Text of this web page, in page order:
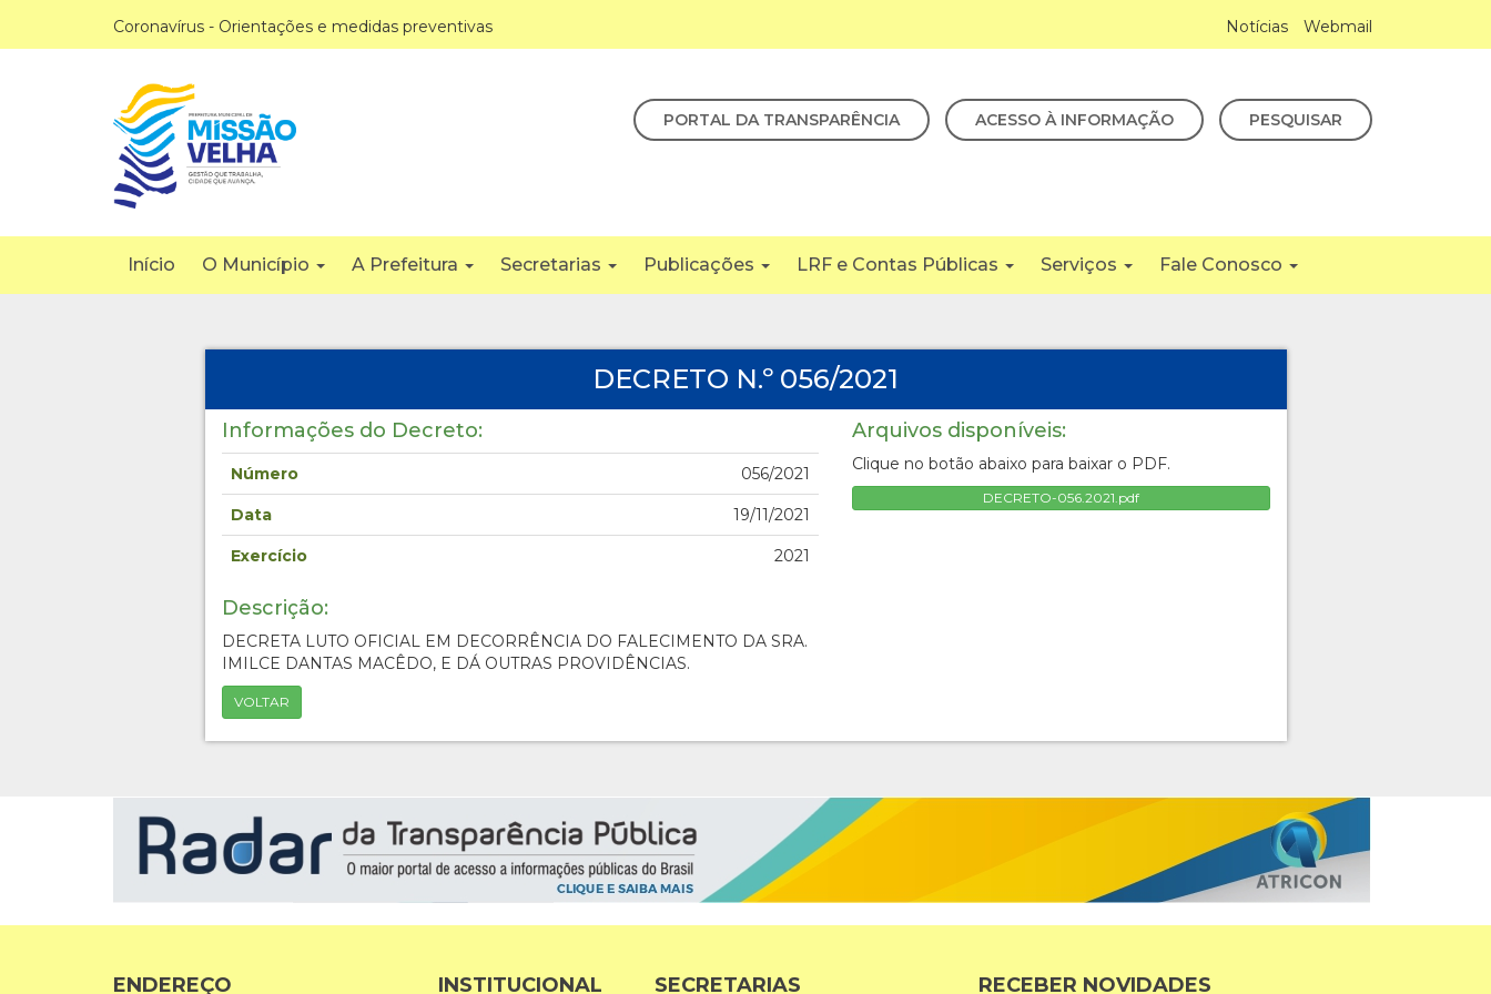
Coronavírus - Orientações e medidas preventivas Notícias Webmail
PORTAL DA TRANSPARÊNCIA ACESSO À INFORMAÇÃO PESQUISAR
Início O Município A Prefeitura Secretarias Publicações LRF e Contas Públicas Serviços Fale Conosco
DECRETO N.º 056/2021
Informações do Decreto:
Número 056/2021
Data 19/11/2021
Exercício 2021
Descrição:
DECRETA LUTO OFICIAL EM DECORRÊNCIA DO FALECIMENTO DA SRA.
IMILCE DANTAS MACÊDO, E DÁ OUTRAS PROVIDÊNCIAS.
VOLTAR
Arquivos disponíveis:
Clique no botão abaixo para baixar o PDF.
DECRETO-056.2021.pdf
ENDEREÇO INSTITUCIONAL SECRETARIAS RECEBER NOVIDADES